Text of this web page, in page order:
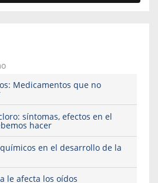
Medicamentos que no
síntomas, efectos en el
hacer
en el desarrollo de la
le afecta los oídos